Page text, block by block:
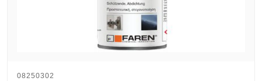
08250302